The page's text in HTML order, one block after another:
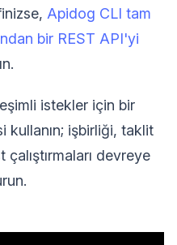
Apidog CLI tam
bir REST API'yi
istekler için bir
kullanın; işbirliği, taklit
devreye